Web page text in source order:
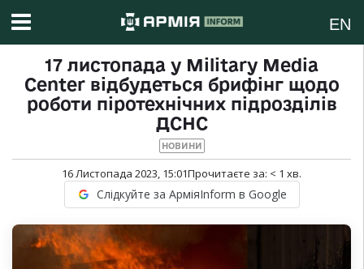
EN
17 листопада у Military Media
Center відбудеться брифінг щодо
роботи піротехнічних підрозділів
ДСНС
НОВИНИ
16 Листопада 2023, 15:01Прочитаєте за: < 1 хв.
Слідкуйте за АрміяInform в Google